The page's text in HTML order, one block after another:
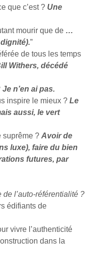
que c’est ? Une
mourir que de …
”
de tous les temps
Withers, décédé
Je n’en ai pas.
inspire le mieux ? Le
aussi, le vert
suprême ? Avoir de
luxe), faire du bien
futures, par
l’auto-référentialité ?
édifiants de
vivre l’authenticité
dans la